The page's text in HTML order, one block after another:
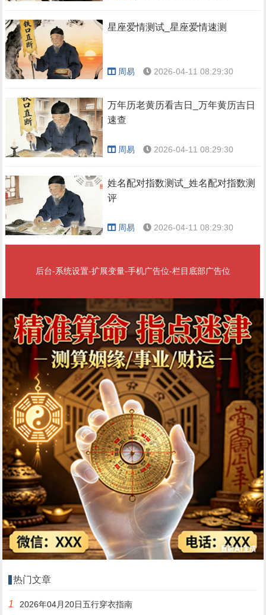
星座爱情测试_星座爱情速测
周易 2026-04-11 08:29:30
万年历老黄历看吉日_万年黄历吉日
速查
周易 2026-04-11 08:29:30
姓名配对指数测试_姓名配对指数测
评
周易 2026-04-11 08:29:30
后台-系统设置-扩展变量-手机广告位-栏目底部广告位
热门文章
1 2026年04月20日五行穿衣指南